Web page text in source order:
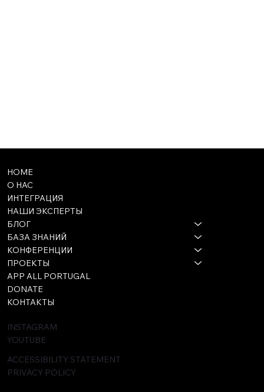
HOME
О НАС
ИНТЕГРАЦИЯ
НАШИ ЭКСПЕРТЫ
БЛОГ
БАЗА ЗНАНИЙ
КОНФЕРЕНЦИИ
ПРОЕКТЫ
APP ALL PORTUGAL
DONATE
КОНТАКТЫ
INSTAGRAM
YOUTUBE
ACCESSIBILITY STATEMENT
PRIVACY POLICY